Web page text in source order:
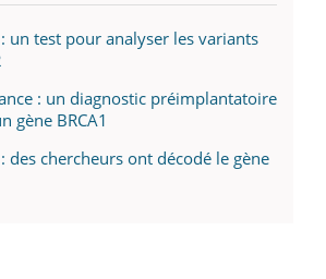
un test pour analyser les variants
: un diagnostic préimplantatoire
gène BRCA1
des chercheurs ont décodé le gène